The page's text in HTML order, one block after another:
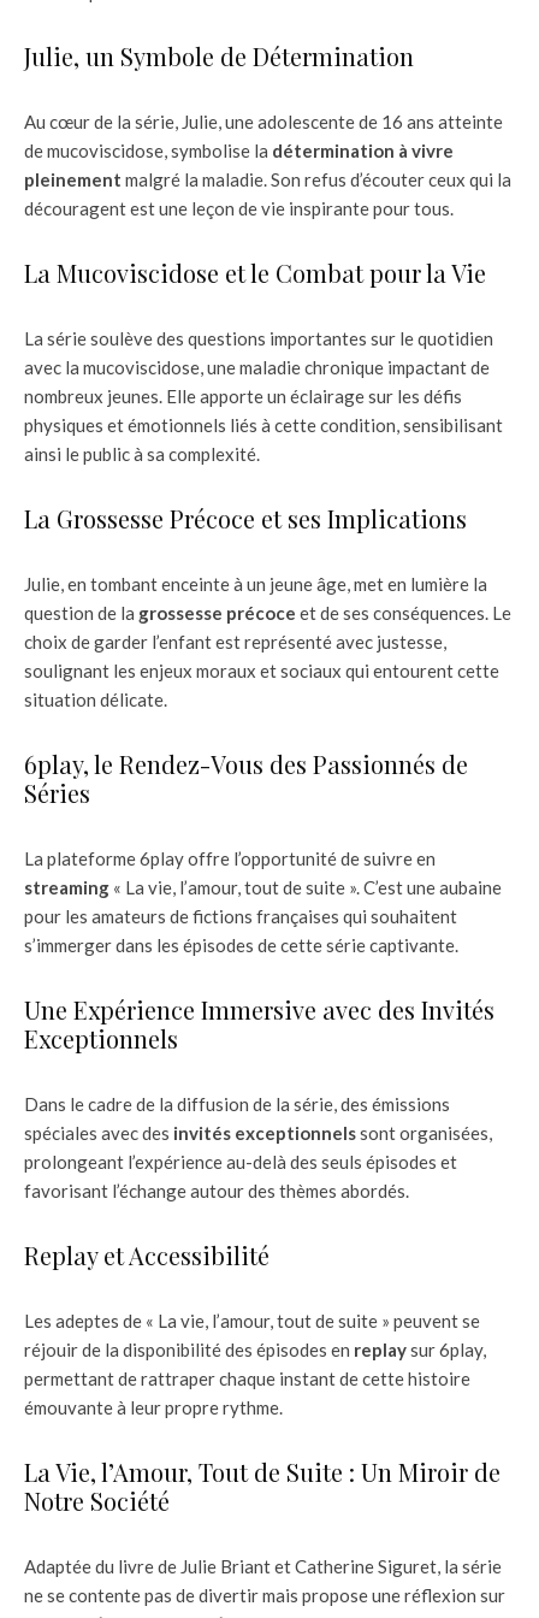
Julie, un Symbole de Détermination
Au cœur de la série, Julie, une adolescente de 16 ans atteinte
de mucoviscidose, symbolise la détermination à vivre
pleinement malgré la maladie. Son refus d’écouter ceux qui la
découragent est une leçon de vie inspirante pour tous.
La Mucoviscidose et le Combat pour la Vie
La série soulève des questions importantes sur le quotidien
avec la mucoviscidose, une maladie chronique impactant de
nombreux jeunes. Elle apporte un éclairage sur les défis
physiques et émotionnels liés à cette condition, sensibilisant
ainsi le public à sa complexité.
La Grossesse Précoce et ses Implications
Julie, en tombant enceinte à un jeune âge, met en lumière la
question de la grossesse précoce et de ses conséquences. Le
choix de garder l’enfant est représenté avec justesse,
soulignant les enjeux moraux et sociaux qui entourent cette
situation délicate.
6play, le Rendez-Vous des Passionnés de
Séries
La plateforme 6play offre l’opportunité de suivre en
streaming « La vie, l’amour, tout de suite ». C’est une aubaine
pour les amateurs de fictions françaises qui souhaitent
s’immerger dans les épisodes de cette série captivante.
Une Expérience Immersive avec des Invités
Exceptionnels
Dans le cadre de la diffusion de la série, des émissions
spéciales avec des invités exceptionnelssont organisées,
prolongeant l’expérience au-delà des seuls épisodes et
favorisant l’échange autour des thèmes abordés.
Replay et Accessibilité
Les adeptes de « La vie, l’amour, tout de suite » peuvent se
réjouir de la disponibilité des épisodes en replaysur 6play,
permettant de rattraper chaque instant de cette histoire
émouvante à leur propre rythme.
La Vie, l’Amour, Tout de Suite : Un Miroir de
Notre Société
Adaptée du livre de Julie Briant et Catherine Siguret, la série
ne se contente pas de divertir mais propose une réflexion sur